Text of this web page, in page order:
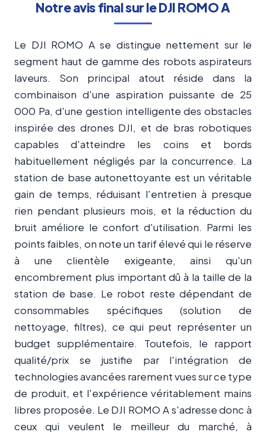
Notre avis final sur le DJI ROMO A
Le DJI ROMO A se distingue nettement sur le
segment haut de gamme des robots aspirateurs
laveurs. Son principal atout réside dans la
combinaison d'une aspiration puissante de 25
000 Pa, d'une gestion intelligente des obstacles
inspirée des drones DJI, et de bras robotiques
capables d'atteindre les coins et bords
habituellement négligés par la concurrence. La
station de base autonettoyante est un véritable
gain de temps, réduisant l'entretien à presque
rien pendant plusieurs mois, et la réduction du
bruit améliore le confort d'utilisation. Parmi les
points faibles, on note un tarif élevé qui le réserve
à une clientèle exigeante, ainsi qu'un
encombrement plus important dû à la taille de la
station de base. Le robot reste dépendant de
consommables spécifiques (solution de
nettoyage, filtres), ce qui peut représenter un
budget supplémentaire. Toutefois, le rapport
qualité/prix se justifie par l'intégration de
technologies avancées rarement vues sur ce type
de produit, et l'expérience véritablement mains
libres proposée. Le DJI ROMO A s'adresse donc à
ceux qui veulent le meilleur du marché, à